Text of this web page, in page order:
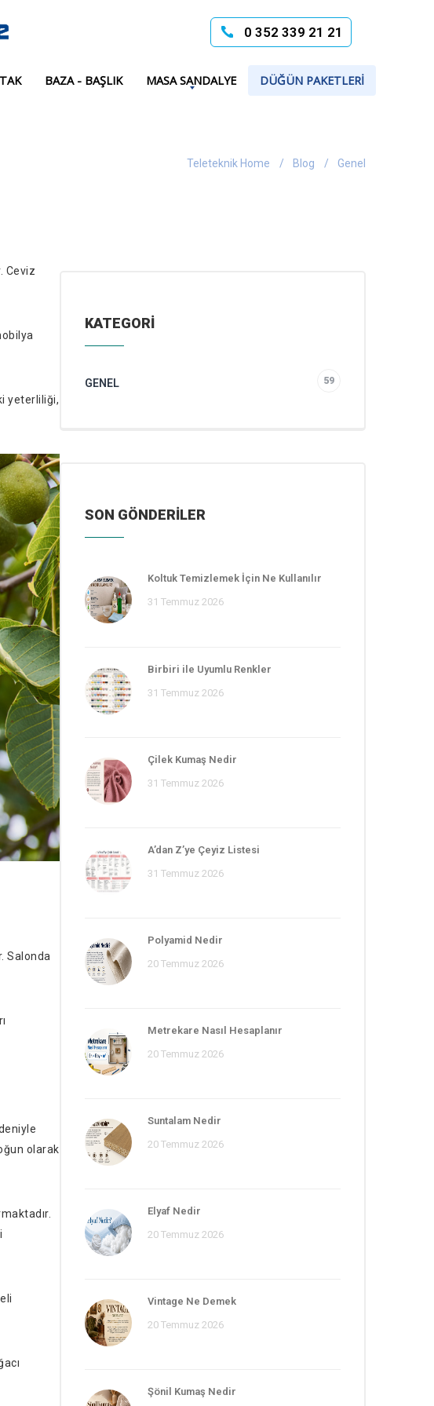
0 352 339 21 21
BAZA - BAŞLIK MASA SANDALYE DÜĞÜN PAKETLERI
Teleteknik Home Blog Genel
Ceviz
yeterliliği,
Salonda
olarak
KATEGORİ
GENEL 59
SON GÖNDERİLER
Koltuk Temizlemek İçin Ne Kullanılır
31 Temmuz 2026
Birbiri ile Uyumlu Renkler
31 Temmuz 2026
Çilek Kumaş Nedir
31 Temmuz 2026
A’dan Z’ye Çeyiz Listesi
31 Temmuz 2026
Polyamid Nedir
20 Temmuz 2026
Metrekare Nasıl Hesaplanır
20 Temmuz 2026
Suntalam Nedir
20 Temmuz 2026
Elyaf Nedir
20 Temmuz 2026
Vintage Ne Demek
20 Temmuz 2026
Şönil Kumaş Nedir